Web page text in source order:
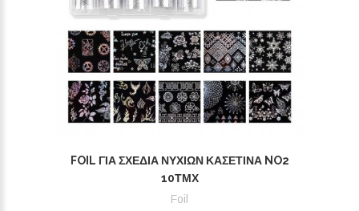
FOIL ΓΙΑ ΣΧΈΔΙΑ ΝΥΧΙΏΝ ΚΑΣΕΤΊΝΑ NO2
10ΤΜΧ
Foil